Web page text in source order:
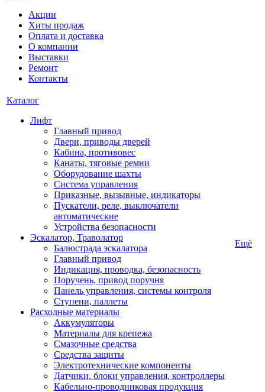
Акции
Хиты продаж
Оплата и доставка
О компании
Выставки
Ремонт
Контакты
Каталог
Лифт
Главный привод
Двери, приводы дверей
Кабина, противовес
Канаты, тяговые ремни
Оборудование шахты
Система управления
Приказные, вызывные, индикаторы
Пускатели, реле, выключатели
автоматические
Устройства безопасности
Эскалатор, Траволатор
Балюстрада эскалатора
Главный привод
Индикация, проводка, безопасность
Поручень, привод поручня
Панель управления, системы контроля
Ступени, паллеты
Расходные материалы
Аккумуляторы
Материалы для крепежа
Смазочные средства
Средства защиты
Электротехнические компоненты
Датчики, блоки управления, контроллеры
Кабельно-проводниковая продукция
Ещё